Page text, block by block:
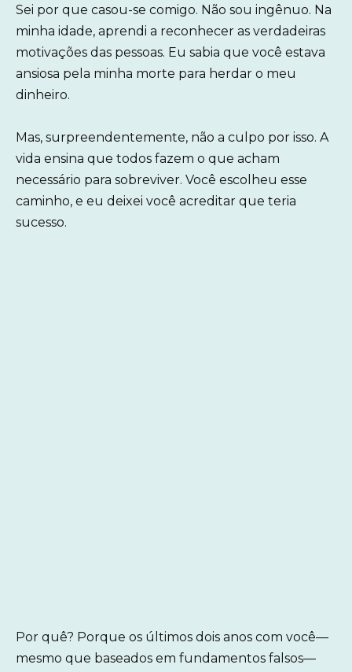
Sei por que casou-se comigo. Não sou ingênuo. Na
minha idade, aprendi a reconhecer as verdadeiras
motivações das pessoas. Eu sabia que você estava
ansiosa pela minha morte para herdar o meu
dinheiro.
Mas, surpreendentemente, não a culpo por isso. A
vida ensina que todos fazem o que acham
necessário para sobreviver. Você escolheu esse
caminho, e eu deixei você acreditar que teria
sucesso.
Por quê? Porque os últimos dois anos com você—
mesmo que baseados em fundamentos falsos—